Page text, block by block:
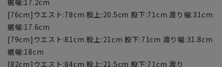
[76cm]ウエスト:78cm 股上:20.5cm 股下:71cm 渡り幅:31cm
裾幅:17.6cm
[79cm]ウエスト:81cm 股上:21cm 股下:71cm 渡り幅:31.8cm
裾幅:18cm
[82cm]ウエスト:84cm 股上:21.5cm 股下:71cm 渡り